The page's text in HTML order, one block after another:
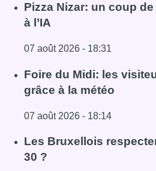
Pizza Nizar: un coup
à l’IA
07 août 2026 - 18:31
Lire l'article Pizza Nizar: un
Foire du Midi: les
grâce à la météo
07 août 2026 - 18:14
Lire l'article Foire du Midi: les
Les Bruxellois
30 ?